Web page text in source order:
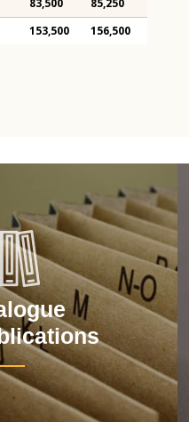
83,500 85,250
153,500 156,500